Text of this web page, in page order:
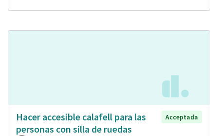
Hacer accesible calafell para las
personas con silla de ruedas
Acceptada